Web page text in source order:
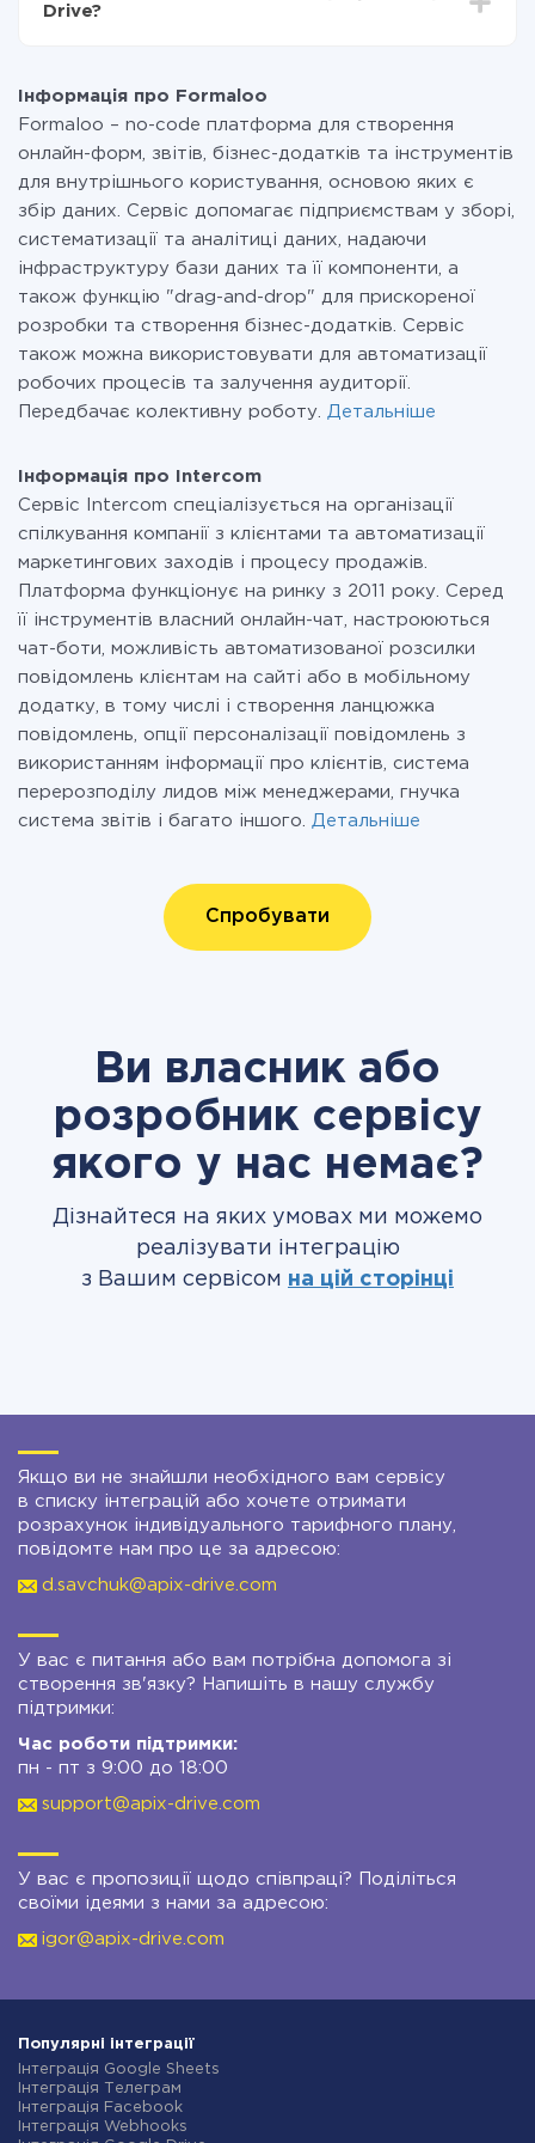
передаються з однієї вашої системи в іншу через
при необхідності. Детальніше про
Drive?
Інформація про Formaloo
Formaloo – no-code платформа для створення
онлайн-форм, звітів, бізнес-додатків та інструментів
для внутрішнього користування, основою яких є
збір даних. Сервіс допомагає підприємствам у зборі,
систематизації та аналітиці даних, надаючи
інфраструктуру бази даних та її компоненти, а
також функцію "drag-and-drop" для прискореної
розробки та створення бізнес-додатків. Сервіс
також можна використовувати для автоматизації
робочих процесів та залучення аудиторії.
Передбачає колективну роботу. Детальніше
Інформація про Intercom
Сервіс Intercom спеціалізується на організації
спілкування компанії з клієнтами та автоматизації
маркетингових заходів і процесу продажів.
Платформа функціонує на ринку з 2011 року. Серед
її інструментів власний онлайн-чат, настроюються
чат-боти, можливість автоматизованої розсилки
повідомлень клієнтам на сайті або в мобільному
додатку, в тому числі і створення ланцюжка
повідомлень, опції персоналізації повідомлень з
використанням інформації про клієнтів, система
перерозподілу лидов між менеджерами, гнучка
система звітів і багато іншого. Детальніше
Спробувати
Ви власник або
розробник сервісу
якого у нас немає?
Дізнайтеся на яких умовах ми можемо
реалізувати інтеграцію
з Вашим сервісом на цій сторінці
Якщо ви не знайшли необхідного вам сервісу
в списку інтеграцій або хочете отримати
розрахунок індивідуального тарифного плану,
повідомте нам про це за адресою:
d.savchuk@apix-drive.com
У вас є питання або вам потрібна допомога зі
створення зв'язку? Напишіть в нашу службу
підтримки:
Час роботи підтримки:
пн - пт з 9:00 до 18:00
support@apix-drive.com
У вас є пропозиції щодо співпраці? Поділіться
своїми ідеями з нами за адресою:
igor@apix-drive.com
Популярні інтеграції
Інтеграція Google Sheets
Інтеграція Телеграм
Інтеграція Facebook
Інтеграція Webhooks